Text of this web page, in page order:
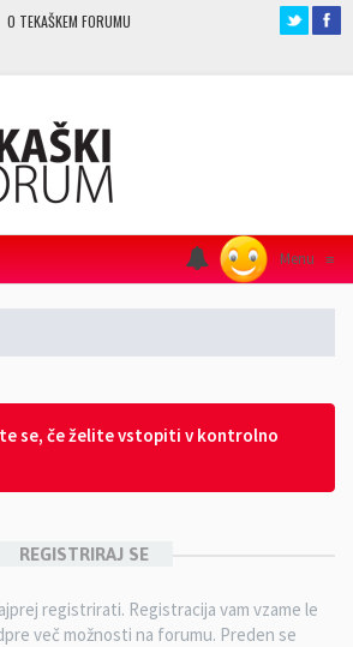
O TEKAŠKEM FORUMU
Menu ≡
se, če želite vstopiti v kontrolno
REGISTRIRAJ SE
registrirati. Registracija vam vzame le
več možnosti na forumu. Preden se